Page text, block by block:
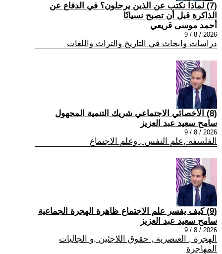
(7) لماذا نكتب عن الذين يرحلون؟ في الدفاع عن
الذاكرة قبل أن تصبح نسيانًا
أحمد موسى قريعي
2026 / 8 / 9
دراسات وابحاث في التاريخ والتراث واللغات
(8) الأخصائي الاجتماعي شريك التنمية المجهول
سامح سعيد عبد العزيز
2026 / 8 / 9
الفلسفة ,علم النفس , وعلم الاجتماع
(9) كيف يفسر علم الاجتماع ظاهرة الهجرة الجماعية
سامح سعيد عبد العزيز
2026 / 8 / 9
الهجرة , العنصرية , حقوق اللاجئين ,و الجاليات
المهاجرة